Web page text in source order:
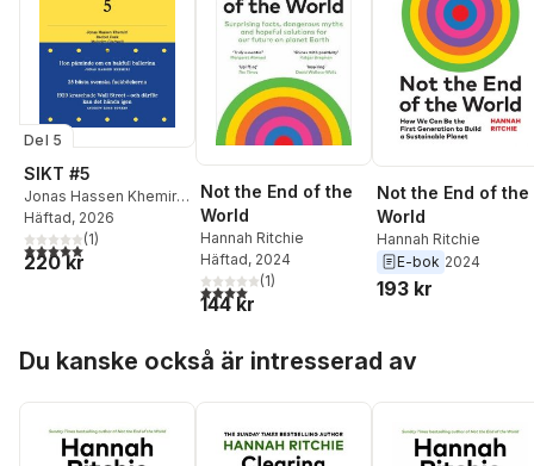
Del 5
SIKT #5
Jonas Hassen Khemiri ,
Rachel Cusk,
Gladwell,Kristina
Sandberg
Andersson,Annie Duke,
Hannah Ritchie
Snider,Clara Thor,
Maria Stanfors
Häftad, 2026
5,0utav 5 stjärnor. Totalt antal röster:
(1)
220 kr
Not the End of the
World
Hannah Ritchie
Häftad, 2024
4,0utav 5 stjärnor. Totalt antal röster:
(1)
144 kr
Not the End of the
World
Hannah Ritchie
E-bok 2024
193 kr
Du kanske också är intresserad av